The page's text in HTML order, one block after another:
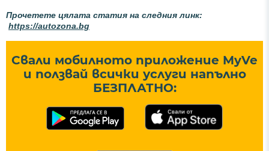
Прочетете цялата статия на следния линк:
https://autozona.bg
Свали мобилното приложение MyVe
и ползвай всички услуги напълно
БЕЗПЛАТНО: